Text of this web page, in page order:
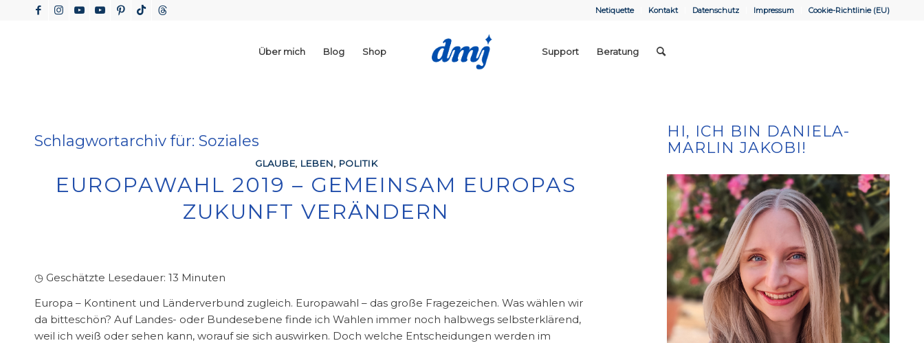
Netiquette Kontakt Datenschutz Impressum Cookie-Richtlinie (EU)
Über mich Blog Shop Support Beratung
Schlagwortarchiv für: Soziales
GLAUBE, LEBEN, POLITIK
EUROPAWAHL 2019 – GEMEINSAM EUROPAS
ZUKUNFT VERÄNDERN
◷ Geschätzte Lesedauer: 13 Minuten
Europa – Kontinent und Länderverbund zugleich. Europawahl – das große Fragezeichen. Was wählen wir
da bitteschön? Auf Landes- oder Bundesebene finde ich Wahlen immer noch halbwegs selbsterklärend,
weil ich weiß oder sehen kann, worauf sie sich auswirken. Doch welche Entscheidungen werden im
HI, ICH BIN DANIELA-
MARLIN JAKOBI!